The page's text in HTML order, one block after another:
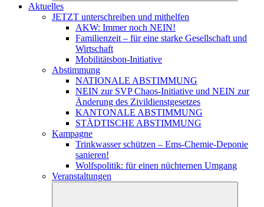
Aktuelles
JETZT unterschreiben und mithelfen
AKW: Immer noch NEIN!
Familienzeit – für eine starke Gesellschaft und
Wirtschaft
Mobilitätsbon-Initiative
Abstimmung
NATIONALE ABSTIMMUNG
NEIN zur SVP Chaos-Initiative und NEIN zur
Änderung des Zivildienstgesetzes
KANTONALE ABSTIMMUNG
STÄDTISCHE ABSTIMMUNG
Kampagne
Trinkwasser schützen – Ems-Chemie-Deponie
sanieren!
Wolfspolitik: für einen nüchternen Umgang
Veranstaltungen